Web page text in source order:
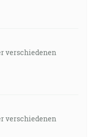
verschiedenen
verschiedenen